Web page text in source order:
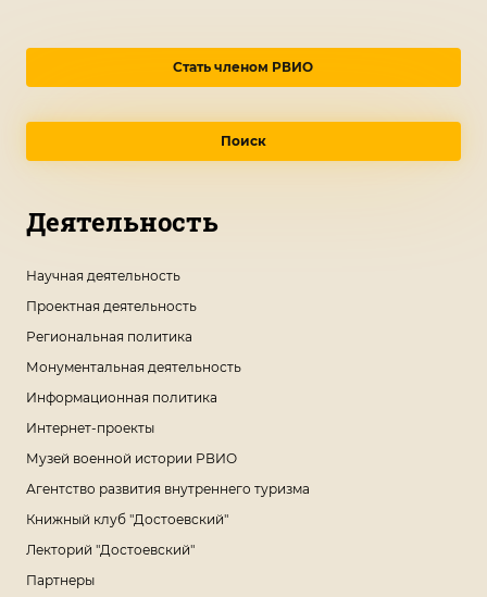
Стать членом РВИО
Поиск
Деятельность
Научная деятельность
Проектная деятельность
Региональная политика
Монументальная деятельность
Информационная политика
Интернет-проекты
Музей военной истории РВИО
Агентство развития внутреннего туризма
Книжный клуб "Достоевский"
Лекторий "Достоевский"
Партнеры